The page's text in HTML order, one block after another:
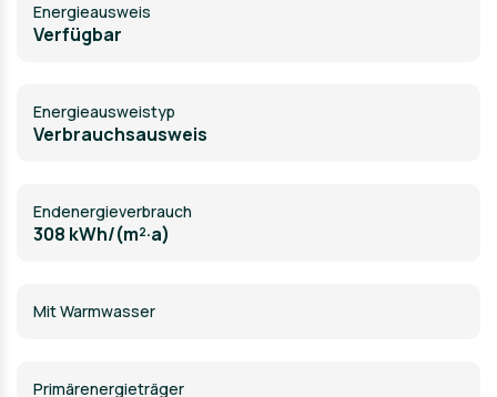
Energieausweis
Verfügbar
Energie­ausweistyp
Verbrauchsausweis
Endenergieverbrauch
308 kWh/(m²·a)
Mit Warmwasser
Primärenergieträger